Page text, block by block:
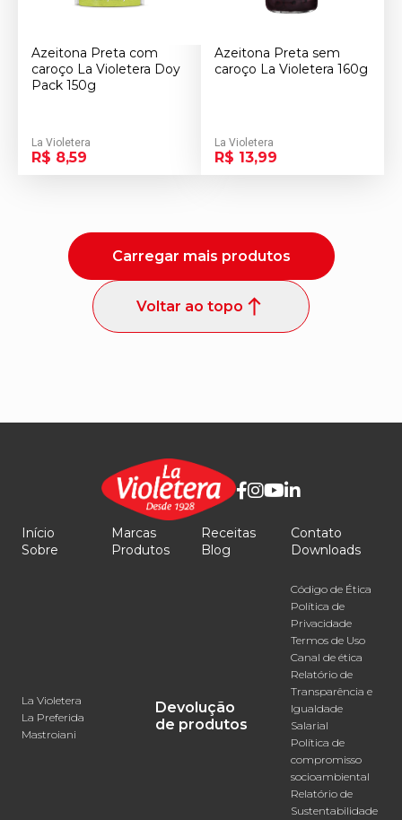
Azeitona Preta com
caroço La Violetera Doy
Pack 150g
La Violetera
R$ 8,59
Azeitona Preta sem
caroço La Violetera 160g
La Violetera
R$ 13,99
Carregar mais produtos
Voltar ao topo
Início
Sobre
Marcas
Produtos
Receitas
Blog
Contato
Downloads
La Violetera
La Preferida
Mastroiani
Devolução
de produtos
Código de Ética
Política de
Privacidade
Termos de Uso
Canal de ética
Relatório de
Transparência e
Igualdade
Salarial
Política de
compromisso
socioambiental
Relatório de
Sustentabilidade